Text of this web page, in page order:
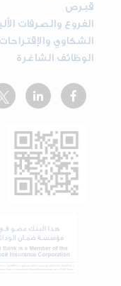
قبرص
الفروع والصرفات
الشكاوي والإقتراحات
الوظائف الشاغرة